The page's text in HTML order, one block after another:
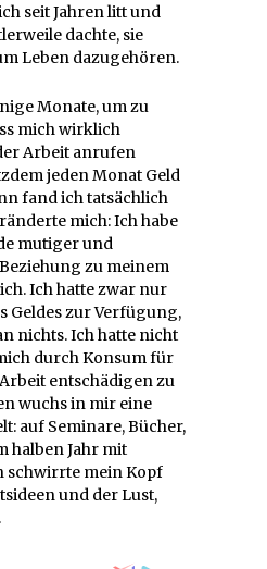
seit Jahren litt und
dachte, sie
Leben dazugehören.
mich wirklich
Arbeit anrufen
jeden Monat Geld
fand ich tatsächlich
mich: Ich habe
mutiger und
zu meinem
Ich hatte zwar nur
Geldes zur Verfügung,
nichts. Ich hatte nicht
durch Konsum für
entschädigen zu
wuchs in mir eine
auf Seminare, Bücher,
halben Jahr mit
schwirrte mein Kopf
und der Lust,